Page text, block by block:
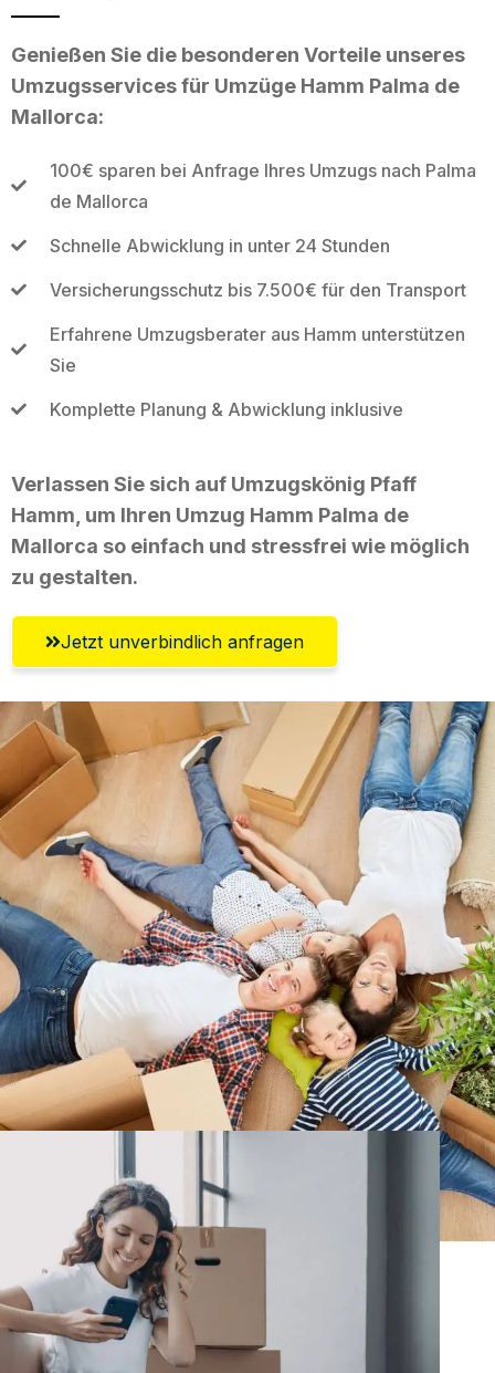
Genießen Sie die besonderen Vorteile unseres
Umzugsservices für Umzüge Hamm Palma de
Mallorca:
100€ sparen bei Anfrage Ihres Umzugs nach Palma
de Mallorca
Schnelle Abwicklung in unter 24 Stunden
Versicherungsschutz bis 7.500€ für den Transport
Erfahrene Umzugsberater aus Hamm unterstützen
Sie
Komplette Planung & Abwicklung inklusive
Verlassen Sie sich auf Umzugskönig Pfaff
Hamm, um Ihren Umzug Hamm Palma de
Mallorca so einfach und stressfrei wie möglich
zu gestalten.
Jetzt unverbindlich anfragen